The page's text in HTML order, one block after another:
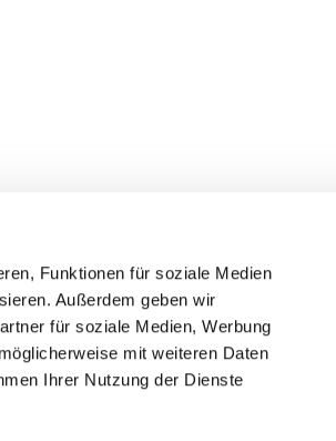
Funktionen für soziale Medien
Außerdem geben wir
für soziale Medien, Werbung
mit weiteren Daten
Ihrer Nutzung der Dienste
info@freudenberger.net
+49 2151 4417-0